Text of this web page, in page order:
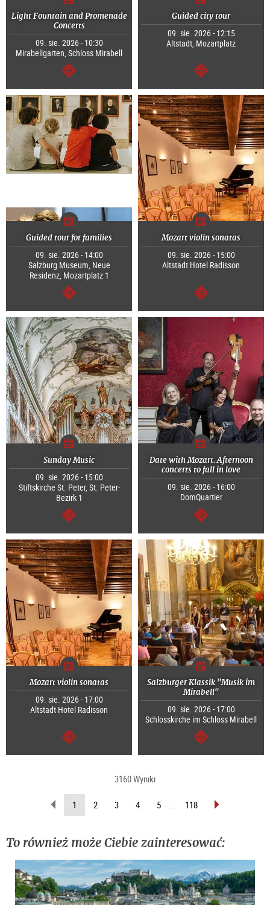
Light Fountain and Promenade
Concerts
09. sie. 2026 - 10:30
Mirabellgarten, Schloss Mirabell
dalej
Guided city tour
09. sie. 2026 - 12:15
Altstadt, Mozartplatz
dalej
Guided tour for families
09. sie. 2026 - 14:00
Salzburg Museum, Neue
Residenz, Mozartplatz 1
dalej
Mozart violin sonatas
09. sie. 2026 - 15:00
Altstadt Hotel Radisson
dalej
Sunday Music
09. sie. 2026 - 15:00
Stiftskirche St. Peter, St. Peter-
Bezirk 1
dalej
Date with Mozart. Afternoon
concerts to fall in love
09. sie. 2026 - 16:00
DomQuartier
dalej
Mozart violin sonatas
09. sie. 2026 - 17:00
Altstadt Hotel Radisson
dalej
Salzburger Klassik "Musik im
Mirabell"
09. sie. 2026 - 17:00
Schlosskirche im Schloss Mirabell
dalej
3160 Wyniki
wstecz1 (Aktualna
strona)
2 3 4 5 ... 118 do
To również może Ciebie zainteresować: